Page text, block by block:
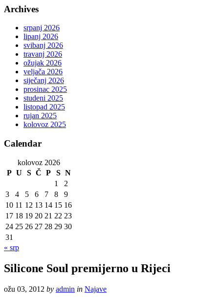
Archives
srpanj 2026
lipanj 2026
svibanj 2026
travanj 2026
ožujak 2026
veljača 2026
siječanj 2026
prosinac 2025
studeni 2025
listopad 2025
rujan 2025
kolovoz 2025
Calendar
kolovoz 2026
P U S Č P S N
1
2
3
4 5 6 7 8
9
10 11 12 13 14 15 16
17 18 19 20 21 22 23
24 25 26 27 28 29 30
31
« srp
Silicone Soul premijerno u Rijeci
ožu 03, 2012 by admin in Najave